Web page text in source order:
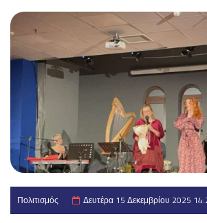
Πολιτισμός Δευτέρα 15 Δεκεμβρίου 2025